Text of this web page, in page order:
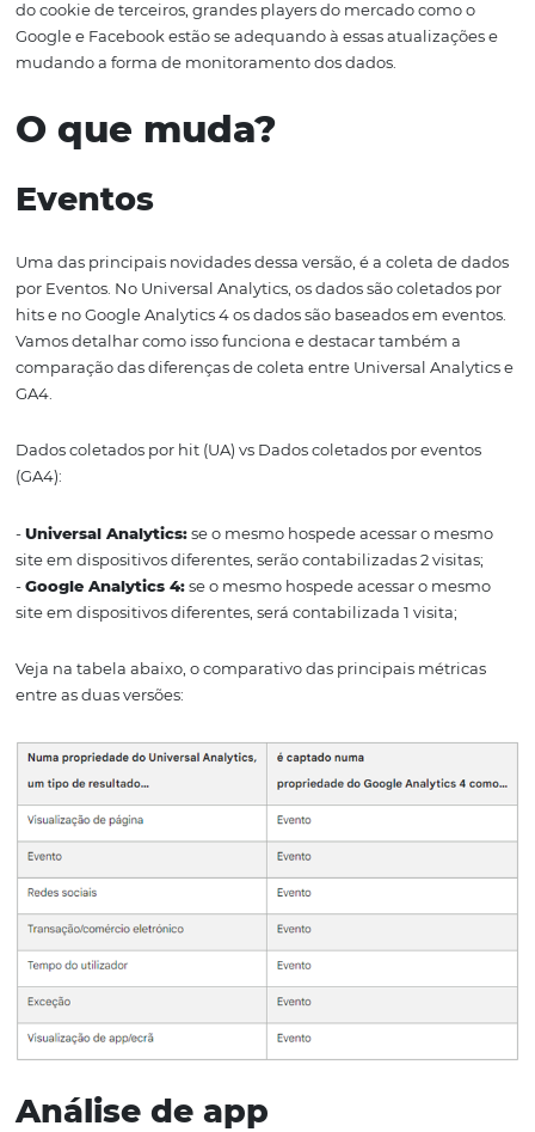
2024.
digital, às leis de proteção de dados (GDPR e LGPD) e
Google e Facebook estão se adequando à essas
mudando a forma de monitoramento dos dados.
O que muda?
Eventos
Uma das principais novidades dessa versão, é a coleta
por Eventos. No Universal Analytics, os dados são
hits e no Google Analytics 4 os dados são baseados em
Vamos detalhar como isso funciona e destacar também
GA4.
Dados coletados por hit (UA) vs Dados coletados por
(GA4):
-Universal Analytics:se o mesmo hospede acessar o
site em dispositivos diferentes, serão contabilizadas 2
site em dispositivos diferentes, será contabilizada 1
Veja na tabela abaixo, o comparativo das principais
entre as duas versões: